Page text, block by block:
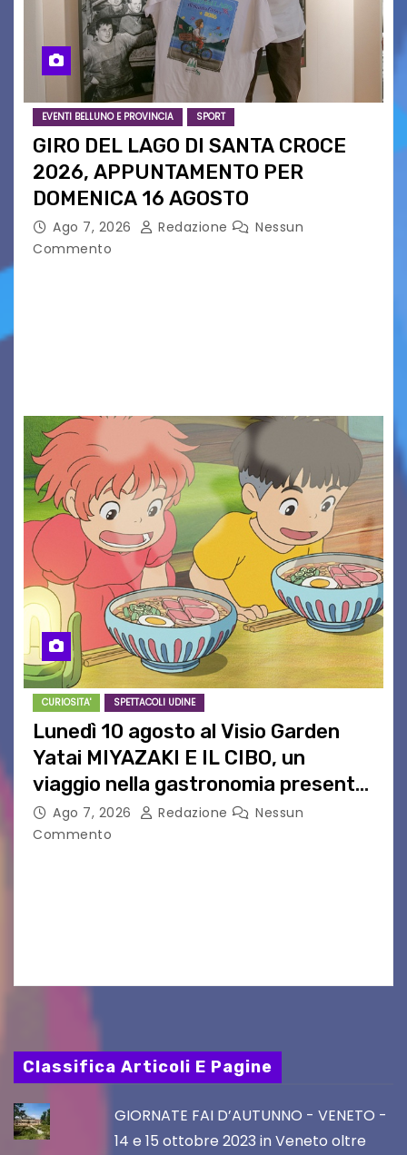
EVENTI BELLUNO E PROVINCIA SPORT
GIRO DEL LAGO DI SANTA CROCE
2026, APPUNTAMENTO PER
DOMENICA 16 AGOSTO
Ago 7, 2026 Redazione
Nessun
Commento
CURIOSITA' SPETTACOLI UDINE
Lunedì 10 agosto al Visio Garden
Yatai MIYAZAKI E IL CIBO, un
viaggio nella gastronomia presente
nei film di Hayao Miyazaki!
Ago 7, 2026 Redazione
Nessun
Commento
Classifica Articoli E Pagine
GIORNATE FAI D’AUTUNNO - VENETO -
14 e 15 ottobre 2023 in Veneto oltre